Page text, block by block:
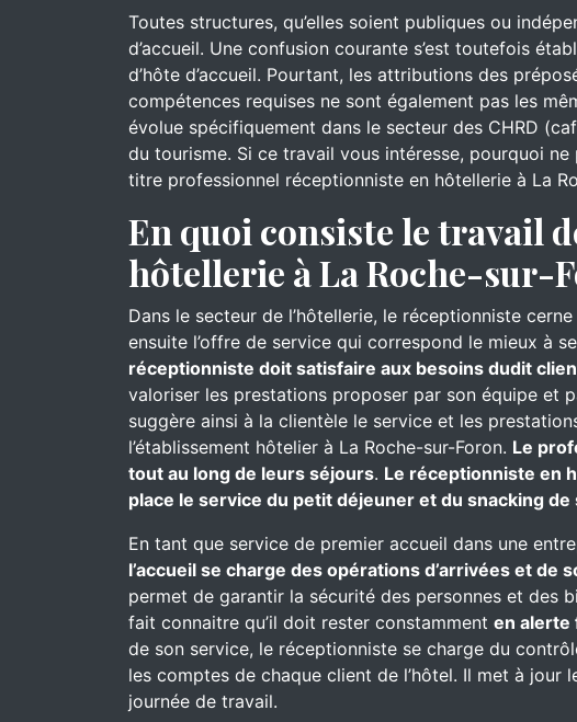
Toutes structures, qu’elles soient publiques ou
d’accueil. Une confusion courante s’est toutefois
d’hôte d’accueil. Pourtant, les attributions des
compétences requises ne sont également pas les
évolue spécifiquement dans le secteur des CHRD
du tourisme. Si ce travail vous intéresse, pourquoi
titre professionnel réceptionniste en hôtellerie à La
En quoi consiste le travail
hôtellerie à La Roche-sur-
Dans le secteur de l’hôtellerie, le réceptionniste
ensuite l’offre de service qui correspond le mieux à
réceptionniste doit satisfaire aux besoins dudit
valoriser les prestations proposer par son équipe et
suggère ainsi à la clientèle le service et les
l’établissement hôtelier à La Roche-sur-Foron. Le
tout au long de leurs séjours. Le réceptionniste en
place le service du petit déjeuner et du snacking de
En tant que service de premier accueil dans une
l’accueil se charge des opérations d’arrivées et de
permet de garantir la sécurité des personnes et des
fait connaitre qu’il doit rester constamment en alerte
de son service, le réceptionniste se charge du
les comptes de chaque client de l’hôtel. Il met à
journée de travail.